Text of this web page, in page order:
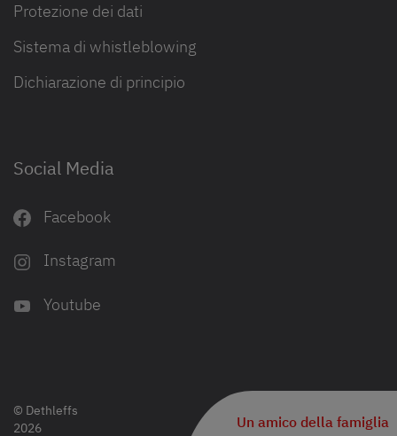
Protezione dei dati
Sistema di whistleblowing
Dichiarazione di principio
Social Media
Facebook
Instagram
Youtube
© Dethleffs
2026
Un amico della famiglia